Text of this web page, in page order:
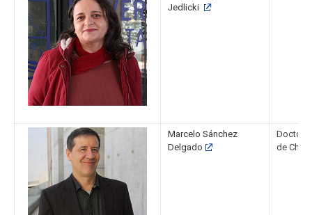
Jedlicki
Marcelo Sánchez
Delgado
Doctor
de Chile